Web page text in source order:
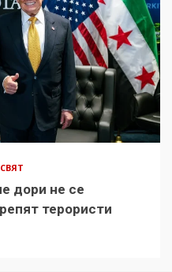
СВЯТ
дори не се
терористи